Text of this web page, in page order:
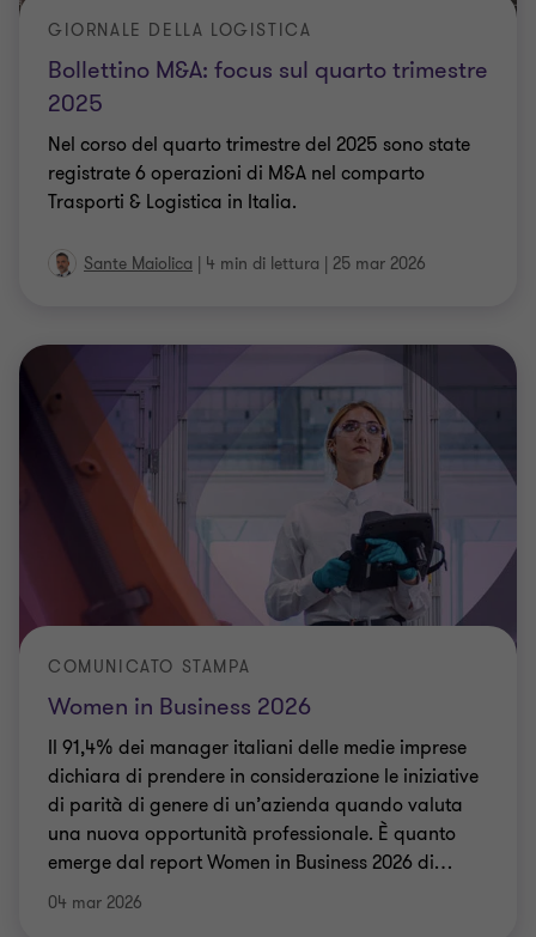
Bollettino M&A: focus sul quarto trimestre
2025
GIORNALE DELLA LOGISTICA
Nel corso del quarto trimestre del 2025 sono state
registrate 6 operazioni di M&A nel comparto
Trasporti & Logistica in Italia.
Sante Maiolica | 4 min di lettura | 25 mar 2026
Women in Business 2026
COMUNICATO STAMPA
Il 91,4% dei manager italiani delle medie imprese
dichiara di prendere in considerazione le iniziative
di parità di genere di un’azienda quando valuta
una nuova opportunità professionale. È quanto
emerge dal report Women in Business 2026 di…
04 mar 2026